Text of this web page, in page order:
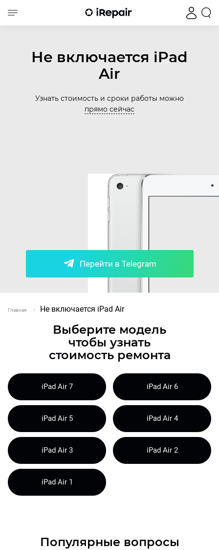
Не включается iPad
Air
Узнать стоимость и сроки работы можно
прямо сейчас
Перейти в Telegram
Главная Не включается iPad Air
Выберите модель
чтобы узнать
стоимость ремонта
iPad Air 7 iPad Air 6
iPad Air 5 iPad Air 4
iPad Air 3 iPad Air 2
iPad Air 1
Популярные вопросы